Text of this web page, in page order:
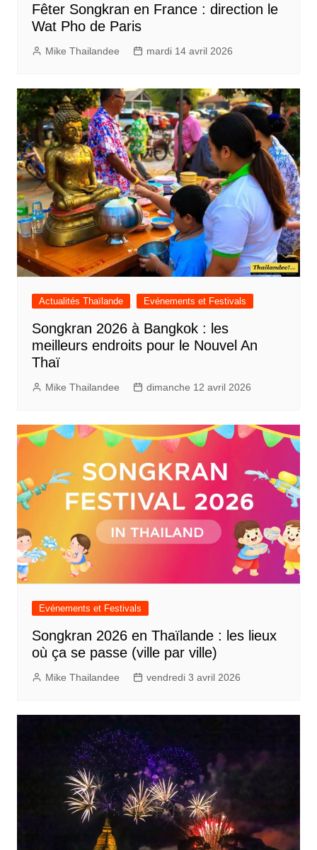
Fêter Songkran en France : direction le
Wat Pho de Paris
Mike Thailandee mardi 14 avril 2026
Actualités Thaïlande Evénements et Festivals
Songkran 2026 à Bangkok : les
meilleurs endroits pour le Nouvel An
Thaï
Mike Thailandee dimanche 12 avril 2026
Evénements et Festivals
Songkran 2026 en Thaïlande : les lieux
où ça se passe (ville par ville)
Mike Thailandee vendredi 3 avril 2026